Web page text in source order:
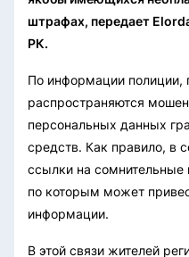
штрафах, передает
РК.
По информации полиции,
распространяются
персональных данных
средств. Как правило, в
ссылки на сомнительные
по которым может
информации.
В этой связи жителей